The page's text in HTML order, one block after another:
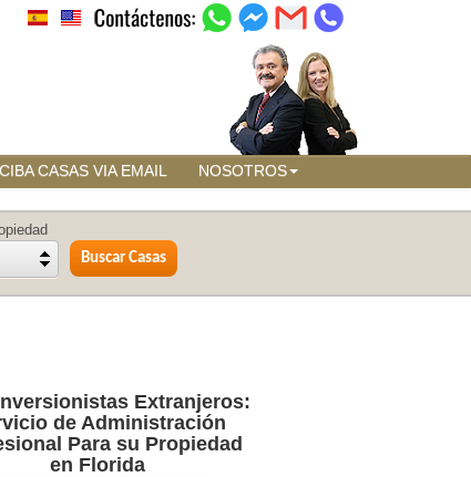
CASAS VIA EMAIL NOSOTROS
Extranjeros:
de Administración
Para su Propiedad
en Florida